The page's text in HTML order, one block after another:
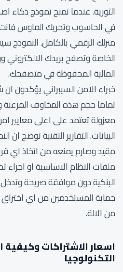
الثورية. عندما تمنح نموذج ذكاء
في الحاسوب وتحريك الماوس
منزلك الرقمي بالكامل. النموذج
الخاصة وتصفح بريدك الالكتروني
المالية المحفوظة في متصفحك.
خبراء الامن السيبراني يؤكدون
تماما حجم هذه المخاوف
معزولة تعتمد على اعلى معايير
البيانات. التقارير التقنية توضح
مقيد وصارم يمنعه من اتخاذ اي
ملفات النظام الاساسية او اجراء
البنكية دون موافقة صريحة
حماية المستخدمين من اي
من الالة.
اسعار الاشتراكات
التكنولوجيا